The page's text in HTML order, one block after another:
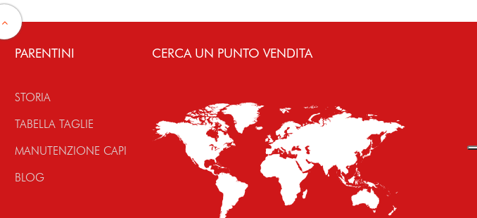
PARENTINI
STORIA
TABELLA TAGLIE
MANUTENZIONE CAPI
BLOG
CERCA UN PUNTO VENDITA